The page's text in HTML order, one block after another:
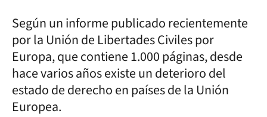
Según un informe publicado recientemente
por la Unión de Libertades Civiles por
Europa, que contiene 1.000 páginas, desde
hace varios años existe un deterioro del
estado de derecho en países de la Unión
Europea.